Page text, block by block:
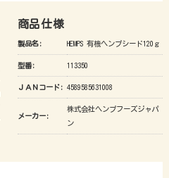
商品仕様
製品名: HEMPS 有機ヘンプシード120ｇ
型番: 113350
ＪＡＮコード: 4589585631008
メーカー:
株式会社ヘンプフーズジャパ
ン